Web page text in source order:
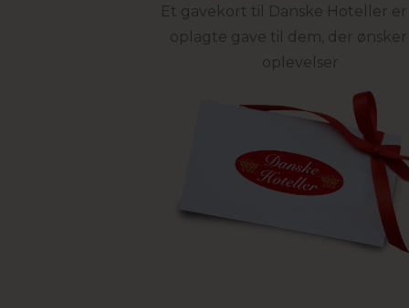
Et gavekort til Danske Hoteller
oplagte gave til dem, der ønsker
oplevelser